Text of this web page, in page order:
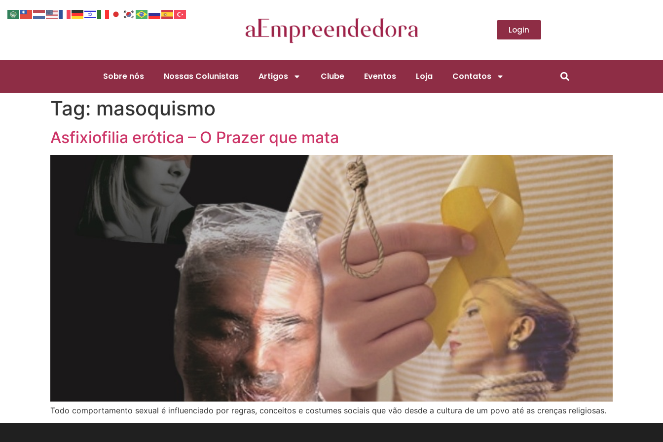
Login
Sobre nós Nossas Colunistas Artigos Clube Eventos Loja Contatos
Tag: masoquismo
Asfixiofilia erótica – O Prazer que mata
Todo comportamento sexual é influenciado por regras, conceitos e costumes sociais que vão desde a cultura de um povo até as crenças religiosas.